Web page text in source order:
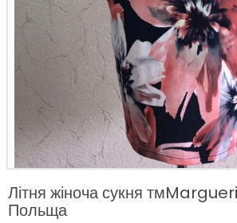
Літня жіноча сукня
Польща